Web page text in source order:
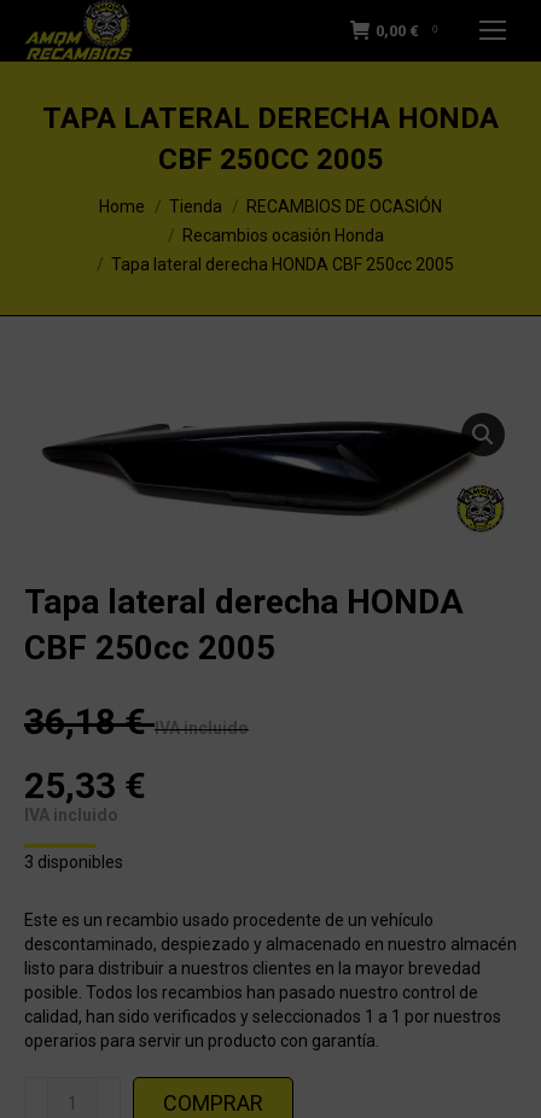
0,00 € 0
TAPA LATERAL DERECHA HONDA
CBF 250CC 2005
You are here:Home Tienda
RECAMBIOS DE OCASIÓN
Recambios ocasión Honda
Tapa lateral derecha HONDA CBF 250cc 2005
Tapa lateral derecha HONDA
CBF 250cc 2005
36,18€ IVA incluido
25,33 €
IVA incluido
3 disponibles
Este es un recambio usado procedente de un vehículo
descontaminado, despiezado y almacenado en nuestro almacén
listo para distribuir a nuestros clientes en la mayor brevedad
posible. Todos los recambios han pasado nuestro control de
calidad, han sido verificados y seleccionados 1 a 1 por nuestros
operarios para servir un producto con garantía.
COMPRAR